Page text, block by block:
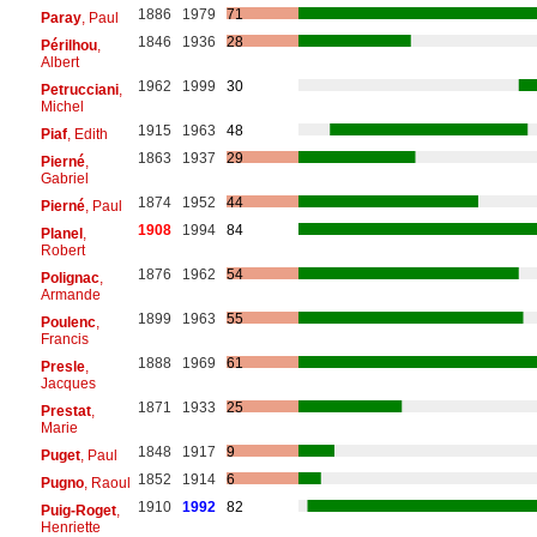
Paray, Paul 1886 1979
71
Périlhou,
Albert
1846 1936 28
Petrucciani,
Michel
1962 1999 30
Piaf, Edith 1915 1963
48
Pierné,
Gabriel
1863 1937 29
Pierné, Paul 1874 1952
44
Planel,
Robert
1908 1994 84
Polignac,
Armande
1876 1962 54
Poulenc,
Francis
1899 1963 55
Presle,
Jacques
1888 1969 61
Prestat,
Marie
1871 1933 25
Puget, Paul 1848 1917
9
Pugno, Raoul 1852 1914
6
Puig-Roget,
Henriette
1910 1992 82